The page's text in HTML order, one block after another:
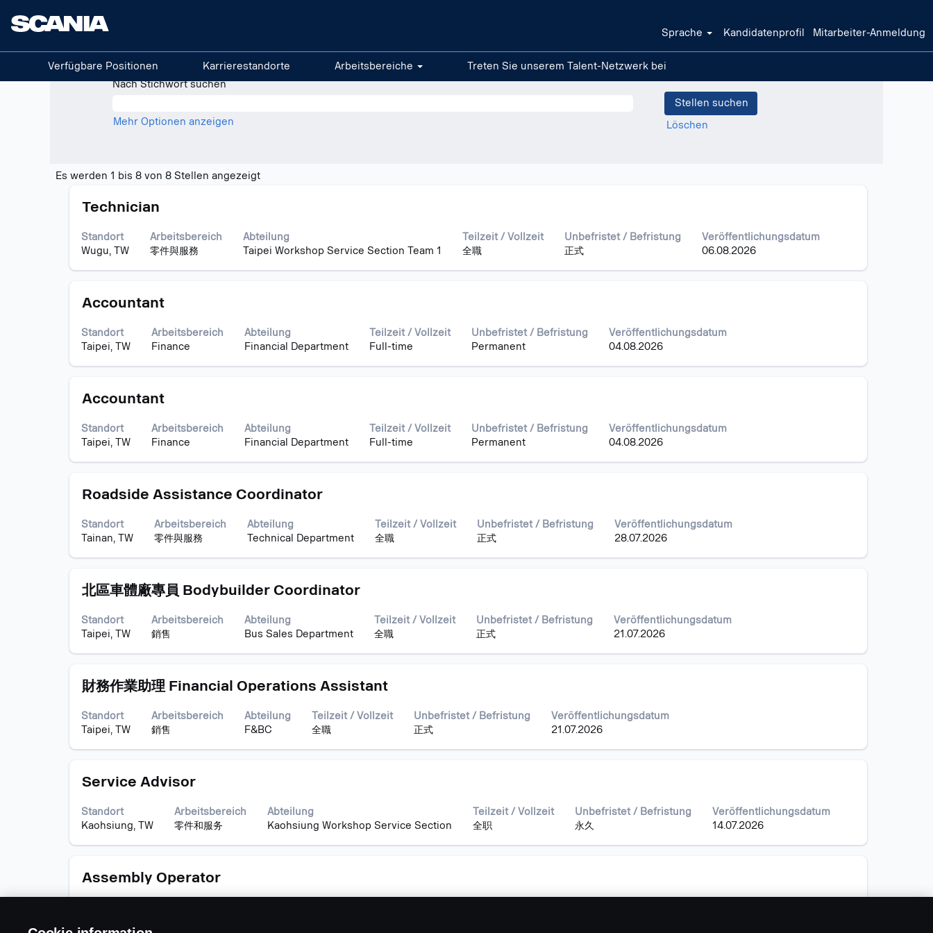
Sprache Kandidatenprofil Mitarbeiter-Anmeldung
Verfügbare Positionen Karrierestandorte Arbeitsbereiche Treten Sie unserem Talent-Netzwerk bei
Nach Stichwort suchen
Mehr Optionen anzeigen Löschen
Es werden 1 bis 8 von 8 Stellen angezeigtSuchergebnisse
werden
8
angezeigt
Verwenden
die
die
Stellenliste
Sie
Stelle
aus,
anzuzeigen.
Stellenbezeichnung
Technician
Standort
Wugu, TW
Arbeitsbereich
零件與服務
Abteilung
Taipei Workshop Service Section Team 1
Teilzeit / Vollzeit
全職
Unbefristet / Befristung
正式
Veröffentlichungsdatum
06.08.2026
Drücken
die
Leertaste,
die
vollständig
Stellenbezeichnung
Accountant
Standort
Taipei, TW
Arbeitsbereich
Finance
Abteilung
Financial Department
Teilzeit / Vollzeit
Full-time
Unbefristet / Befristung
Permanent
Veröffentlichungsdatum
04.08.2026
Drücken
die
Leertaste,
die
vollständig
Stellenbezeichnung
Accountant
Standort
Taipei, TW
Arbeitsbereich
Finance
Abteilung
Financial Department
Teilzeit / Vollzeit
Full-time
Unbefristet / Befristung
Permanent
Veröffentlichungsdatum
04.08.2026
Drücken
die
Leertaste,
die
vollständig
Stellenbezeichnung
Roadside Assistance Coordinator
Standort
Tainan, TW
Arbeitsbereich
零件與服務
Abteilung
Technical Department
Teilzeit / Vollzeit
全職
Unbefristet / Befristung
正式
Veröffentlichungsdatum
28.07.2026
Drücken
die
Leertaste,
die
vollständig
Stellenbezeichnung
北區車體廠專員 Bodybuilder Coordinator
Standort
Taipei, TW
Arbeitsbereich
銷售
Abteilung
Bus Sales Department
Teilzeit / Vollzeit
全職
Unbefristet / Befristung
正式
Veröffentlichungsdatum
21.07.2026
Drücken
Sie
die
Leertaste,
die
vollständig
Stellenbezeichnung
財務作業助理 Financial Operations Assistant
Standort
Taipei, TW
Arbeitsbereich
銷售
Abteilung
F&BC
Teilzeit / Vollzeit
全職
Unbefristet / Befristung
正式
Veröffentlichungsdatum
21.07.2026
Drücken
Sie
die
Leertaste,
die
vollständig
Stellenbezeichnung
Service Advisor
Standort
Kaohsiung, TW
Arbeitsbereich
零件和服务
Abteilung
Kaohsiung Workshop Service Section
Teilzeit / Vollzeit
全职
Unbefristet / Befristung
永久
Veröffentlichungsdatum
14.07.2026
Drücken
die
Leertaste,
die
vollständig
Stellenbezeichnung
Assembly Operator
Drücken
um